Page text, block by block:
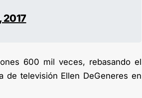
2017
600 mil veces, rebasando el
de televisión Ellen DeGeneres en